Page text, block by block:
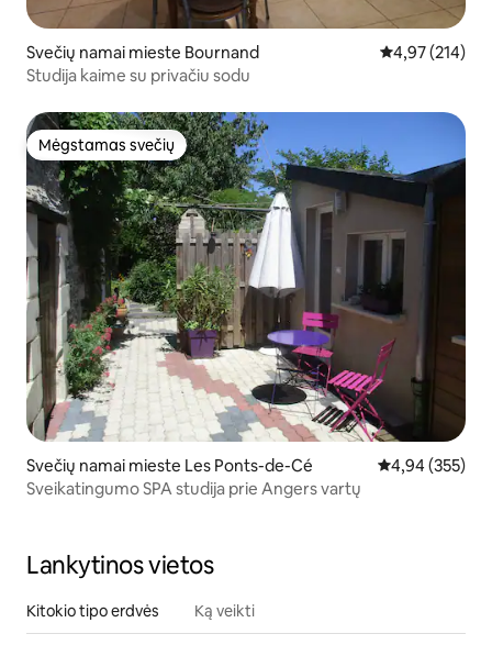
Svečių namai mieste Bournand Vidutinis
4,97 (214)
Studija kaime su privačiu sodu
Mėgstamas svečių
Mėgstamas svečių
Svečių namai mieste Les Ponts-de-Cé Vidutinis
4,94 (355)
Sveikatingumo SPA studija prie Angers vartų
Lankytinos vietos
Kitokio tipo erdvės Ką veikti